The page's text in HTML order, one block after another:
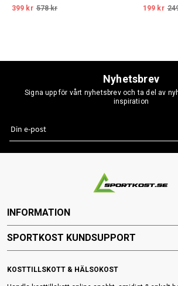
399 kr 578 kr 199 kr
Nyhetsbrev
Signa upp för vårt nyhetsbrev och ta del av
inspiration
KOSTTILLSKOTT & HÄLSOKOST
INFORMATION
SPORTKOST KUNDSUPPORT